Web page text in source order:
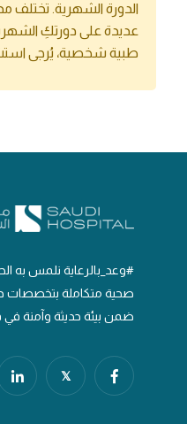
الدورة الشهرية. تختلف
عديدة على دورتكِ
طبية شخصية، يُرجى
#وعد_بالرعاية نلمس به
صحية متكاملة بتخصصات
ضمن بيئة حديثة وآمنة
𝕏